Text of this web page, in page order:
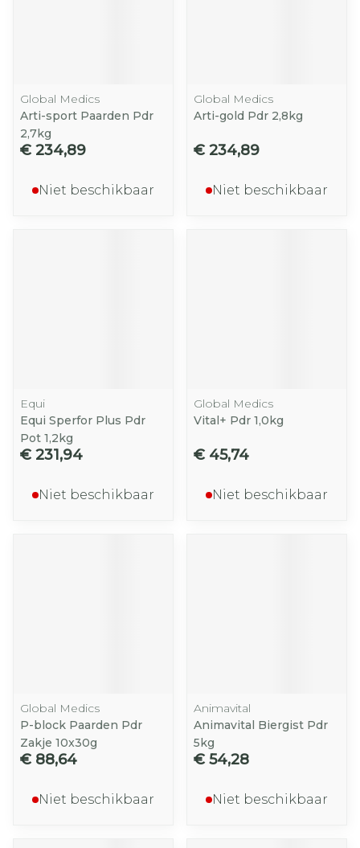
Global Medics
Arti-sport Paarden Pdr
2,7kg
€ 234,89
Niet beschikbaar
Global Medics
Arti-gold Pdr 2,8kg
€ 234,89
Niet beschikbaar
Equi
Equi Sperfor Plus Pdr
Pot 1,2kg
€ 231,94
Niet beschikbaar
Global Medics
Vital+ Pdr 1,0kg
€ 45,74
Niet beschikbaar
Global Medics
P-block Paarden Pdr
Zakje 10x30g
€ 88,64
Niet beschikbaar
Animavital
Animavital Biergist Pdr
5kg
€ 54,28
Niet beschikbaar